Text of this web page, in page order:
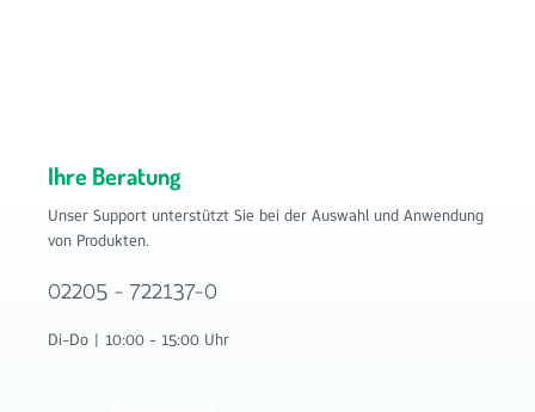
Ihre Beratung
Unser Support unterstützt Sie bei der Auswahl und Anwendung
von Produkten.
02205 - 722137-0
Di-Do | 10:00 - 15:00 Uhr